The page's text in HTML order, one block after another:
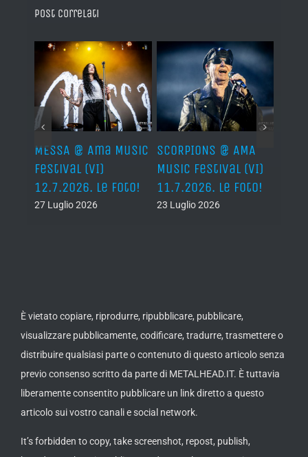
Post correlati
MESSA @ Ama Music
Festival (VI)
12.7.2026. Le Foto!
27 Luglio 2026
SCORPIONS @ AMA
Music Festival (VI)
11.7.2026. Le Foto!
23 Luglio 2026
È vietato copiare, riprodurre, ripubblicare, pubblicare,
visualizzare pubblicamente, codificare, tradurre, trasmettere o
distribuire qualsiasi parte o contenuto di questo articolo senza
previo consenso scritto da parte di METALHEAD.IT. È tuttavia
liberamente consentito pubblicare un link diretto a questo
articolo sui vostro canali e social network.
It’s forbidden to copy, take screenshot, repost, publish,